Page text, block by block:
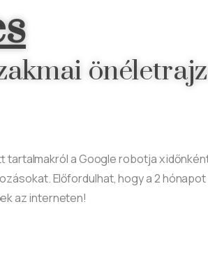
tartalmakról a Google robotja x
Előfordulhat, hogy a 2
az interneten!